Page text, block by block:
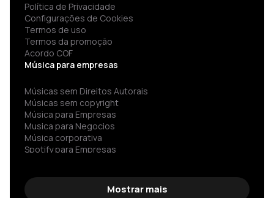
Política de Privacidade
Configurações de Cookies
Termos de uso
Termos da promoção
Acordo COF
Música para empresas
Músicas sem Direitos Autorais
Músicas sem copyright
Música para Empresas
Musica para Negocios
Música corporativa
Spotify para Empresas
Música para bares
Mostrar mais